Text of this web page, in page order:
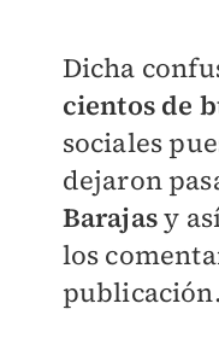
Dicha
cientos de
sociales
dejaron
Barajasy
los
publicación.